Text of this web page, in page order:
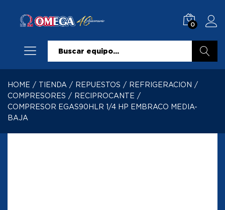
0
HOME / TIENDA / REPUESTOS / REFRIGERACION /
COMPRESORES / RECIPROCANTE /
COMPRESOR EGAS90HLR 1/4 HP EMBRACO MEDIA-
BAJA